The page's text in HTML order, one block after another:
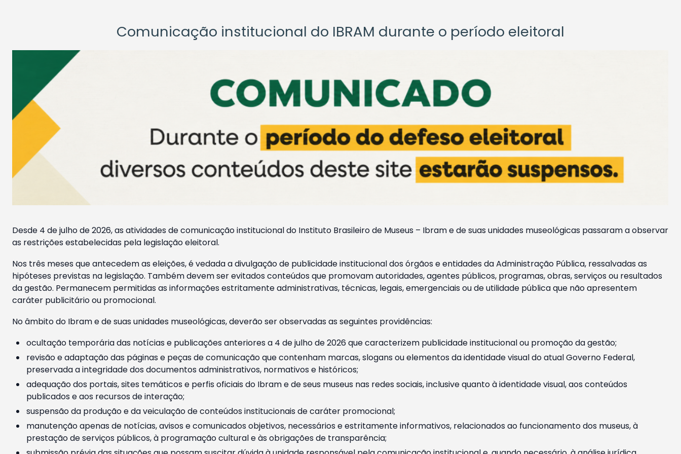
Comunicação institucional do IBRAM durante o período eleitoral
Desde 4 de julho de 2026, as atividades de comunicação institucional do Instituto Brasileiro de Museus – Ibram e de suas unidades museológicas passaram a observar
as restrições estabelecidas pela legislação eleitoral.
Nos três meses que antecedem as eleições, é vedada a divulgação de publicidade institucional dos órgãos e entidades da Administração Pública, ressalvadas as
hipóteses previstas na legislação. Também devem ser evitados conteúdos que promovam autoridades, agentes públicos, programas, obras, serviços ou resultados
da gestão. Permanecem permitidas as informações estritamente administrativas, técnicas, legais, emergenciais ou de utilidade pública que não apresentem
caráter publicitário ou promocional.
No âmbito do Ibram e de suas unidades museológicas, deverão ser observadas as seguintes providências:
ocultação temporária das notícias e publicações anteriores a 4 de julho de 2026 que caracterizem publicidade institucional ou promoção da gestão;
revisão e adaptação das páginas e peças de comunicação que contenham marcas, slogans ou elementos da identidade visual do atual Governo Federal,
preservada a integridade dos documentos administrativos, normativos e históricos;
adequação dos portais, sites temáticos e perfis oficiais do Ibram e de seus museus nas redes sociais, inclusive quanto à identidade visual, aos conteúdos
publicados e aos recursos de interação;
suspensão da produção e da veiculação de conteúdos institucionais de caráter promocional;
manutenção apenas de notícias, avisos e comunicados objetivos, necessários e estritamente informativos, relacionados ao funcionamento dos museus, à
prestação de serviços públicos, à programação cultural e às obrigações de transparência;